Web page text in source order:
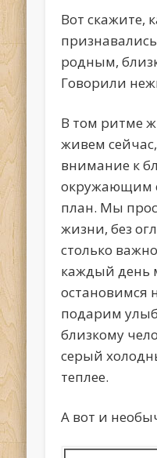
Вот скажите,
родным,
Говорили
В том ритме
живем
внимание к
окружающим
план. Мы
жизни, без
столько
каждый день
остановимся
подарим
близкому
серый
теплее.
А вот и